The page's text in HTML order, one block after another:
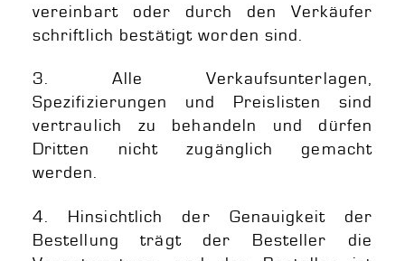
vereinbart oder durch den Verkäufer
schriftlich bestätigt worden sind.
3. Alle Verkaufsunterlagen,
Spezifizierungen und Preislisten sind
vertraulich zu behandeln und dürfen
Dritten nicht zugänglich gemacht
werden.
4. Hinsichtlich der Genauigkeit der
Bestellung trägt der Besteller die